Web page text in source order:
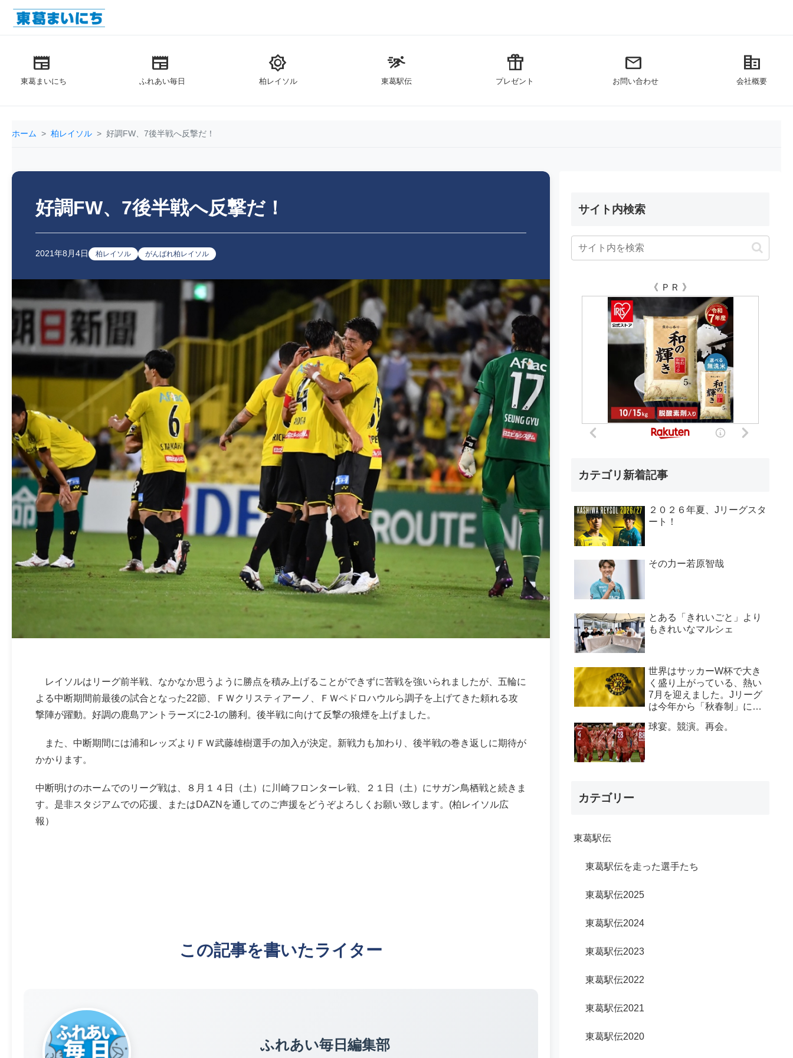
newspaper
東葛まいにち
newspaper
ふれあい毎日
brightness_5
柏レイソル
sprint
東葛駅伝
featured_seasonal_and_gifts
プレゼント
mail
お問い合わせ
corporate_fare
会社概要
ホーム 柏レイソル 好調FW、7後半戦へ反撃だ！
好調FW、7後半戦へ反撃だ！
2021年8月4日 柏レイソル がんばれ柏レイソル
レイソルはリーグ前半戦、なかなか思うように勝点を積み上げることができずに苦戦を強いられましたが、五輪に
よる中断期間前最後の試合となった22節、ＦＷクリスティアーノ、ＦＷペドロハウルら調子を上げてきた頼れる攻
撃陣が躍動。好調の鹿島アントラーズに2-1の勝利。後半戦に向けて反撃の狼煙を上げました。
また、中断期間には浦和レッズよりＦＷ武藤雄樹選手の加入が決定。新戦力も加わり、後半戦の巻き返しに期待が
かかります。
中断明けのホームでのリーグ戦は、８月１４日（土）に川崎フロンターレ戦、２１日（土）にサガン鳥栖戦と続きま
す。是非スタジアムでの応援、またはDAZNを通してのご声援をどうぞよろしくお願い致します。(柏レイソル広
報）
この記事を書いたライター
ふれあい毎日編集部
サイト内検索
《 ＰＲ 》
カテゴリ新着記事
２０２６年夏、Jリーグスタ
ート！
その力ー若原智哉
とある「きれいごと」より
もきれいなマルシェ
世界はサッカーW杯で大き
く盛り上がっている、熱い
7月を迎えました。Jリーグ
は今年から「秋春制」に変
幕に変わります。
球宴。競演。再会。
カテゴリー
東葛駅伝
東葛駅伝を走った選手たち
東葛駅伝2025
東葛駅伝2024
東葛駅伝2023
東葛駅伝2022
東葛駅伝2021
東葛駅伝2020